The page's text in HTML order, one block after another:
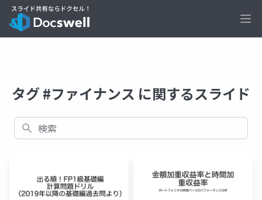
タグ #ファイナンス に関するスライド
検索